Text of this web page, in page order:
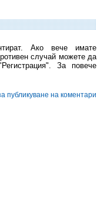
Ако вече имате
случай можете да
За повече
публикуване на коментари